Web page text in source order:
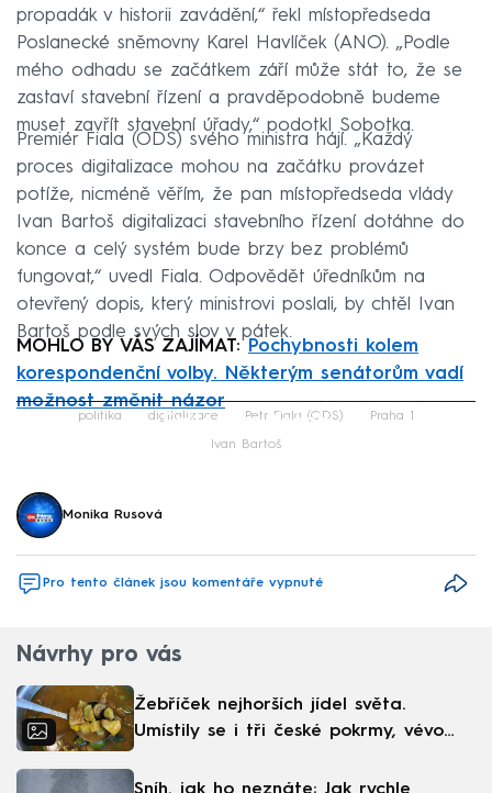
propadák v historii zavádění,“ řekl místopředseda
Poslanecké sněmovny Karel Havlíček (ANO). „Podle
mého odhadu se začátkem září může stát to, že se
zastaví stavební řízení a pravděpodobně budeme
muset zavřít stavební úřady,“ podotkl Sobotka.
Premiér Fiala (ODS) svého ministra hájí. „Každý
proces digitalizace mohou na začátku provázet
potíže, nicméně věřím, že pan místopředseda vlády
Ivan Bartoš digitalizaci stavebního řízení dotáhne do
konce a celý systém bude brzy bez problémů
fungovat,“ uvedl Fiala. Odpovědět úředníkům na
otevřený dopis, který ministrovi poslali, by chtěl Ivan
Bartoš podle svých slov v pátek.
MOHLO BY VÁS ZAJÍMAT: Pochybnosti kolem
korespondenční volby. Některým senátorům vadí
možnost změnit názor
Failed to fetch
politika digitalizace Petr Fiala (ODS) Praha 1
Ivan Bartoš
Monika Rusová
Pro tento článek jsou komentáře vypnuté
Návrhy pro vás
Žebříček nejhorších jídel světa.
Umístily se i tři české pokrmy, vévodí
Sníh, jak ho neznáte: Jak rychle